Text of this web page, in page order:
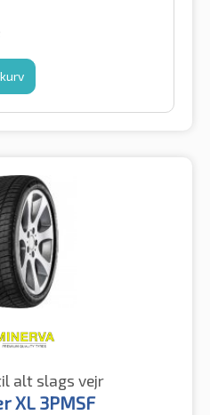
alt slags vejr
XL 3PMSF